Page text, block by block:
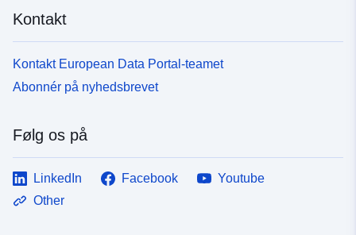
Kontakt
Kontakt European Data Portal-teamet
Abonnér på nyhedsbrevet
Følg os på
LinkedIn Facebook
Youtube
Other